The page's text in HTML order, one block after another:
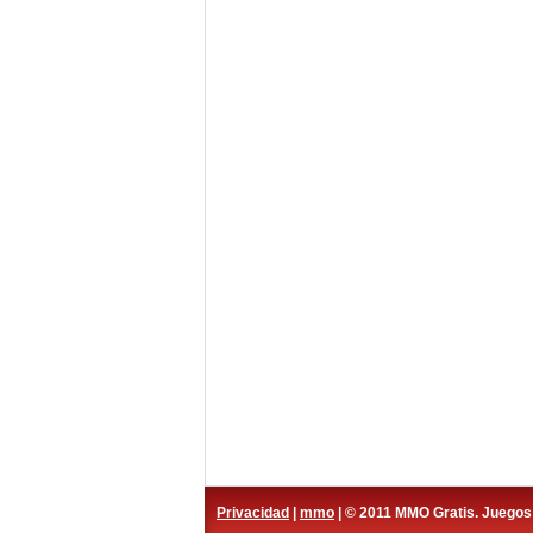
Privacidad mmo | © 2011 MMO Gratis.